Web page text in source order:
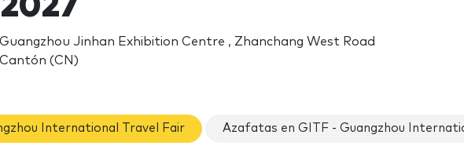
2027
Guangzhou Jinhan Exhibition Centre , Zhanchang West Road
Cantón (CN)
International Travel Fair Azafatas en GITF - Guangzhou